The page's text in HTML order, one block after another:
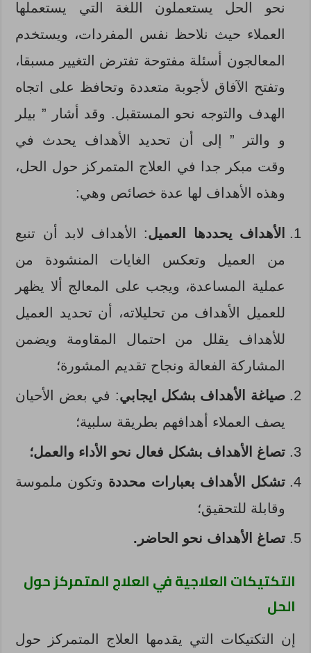
نحو الحل يستعملون اللغة التي يستعملها
العملاء حيث نلاحظ نفس المفردات، ويستخدم
المعالجون أسئلة مفتوحة تفترض التغيير مسبقا،
وتفتح الآفاق لأجوبة متعددة وتحافظ على اتجاه
الهدف والتوجه نحو المستقبل. وقد أشار ” بيلر
و والتر ” إلى أن تحديد الأهداف يحدث في
وقت مبكر جدا في العلاج المتمركز حول الحل،
وهذه الأهداف لها عدة خصائص وهي:
الأهداف يحددها العميل: الأهداف لابد أن تنبع
من العميل وتعكس الغايات المنشودة من
عملية المساعدة، ويجب على المعالج ألا يظهر
للعميل الأهداف من تحليلاته، أن تحديد العميل
للأهداف يقلل من احتمال المقاومة ويضمن
المشاركة الفعالة ونجاح تقديم المشورة؛
صياغة الأهداف بشكل ايجابي: في بعض الأحيان
يصف العملاء أهدافهم بطريقة سلبية؛
تصاغ الأهداف بشكل فعال نحو الأداء والعمل؛
تشكل الأهداف بعبارات محددة وتكون ملموسة
وقابلة للتحقيق؛
تصاغ الأهداف نحو الحاضر.
التكتيكات العلاجية في العلاج المتمركز حول
الحل
إن التكتيكات التي يقدمها العلاج المتمركز حول